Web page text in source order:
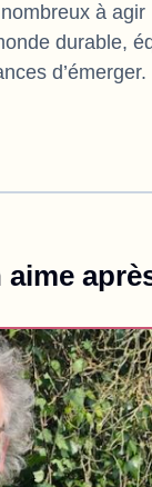
à agir
durable,
d’émerger.